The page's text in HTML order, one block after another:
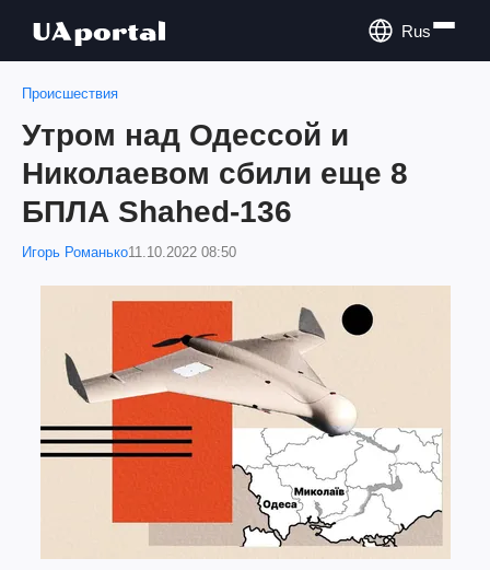
Rus
Происшествия
Утром над Одессой и
Николаевом сбили еще 8
БПЛА Shahed-136
Игорь Романько11.10.2022 08:50